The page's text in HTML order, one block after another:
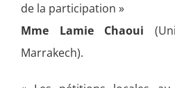
de la participation »
Mme Lamie Chaoui
Marrakech).